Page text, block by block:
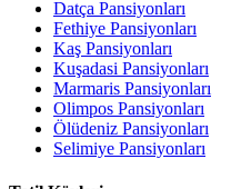
Datça Pansiyonları
Fethiye Pansiyonları
Kaş Pansiyonları
Kuşadasi Pansiyonları
Marmaris Pansiyonları
Olimpos Pansiyonları
Ölüdeniz Pansiyonları
Selimiye Pansiyonları